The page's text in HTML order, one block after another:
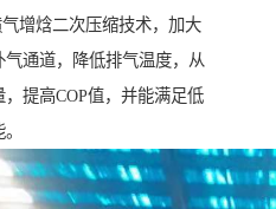
增焓二次压缩技术，加大
通道，降低排气温度，从
提高COP值，并能满足低